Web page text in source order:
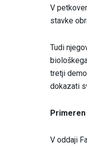
V
stavke
Tudi
tretji
dokazati
Primeren
V oddaji